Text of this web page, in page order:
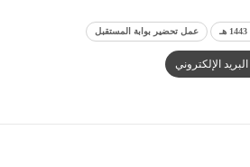
عمل تحضير بوابة المستقبل
البريد الإلكتروني